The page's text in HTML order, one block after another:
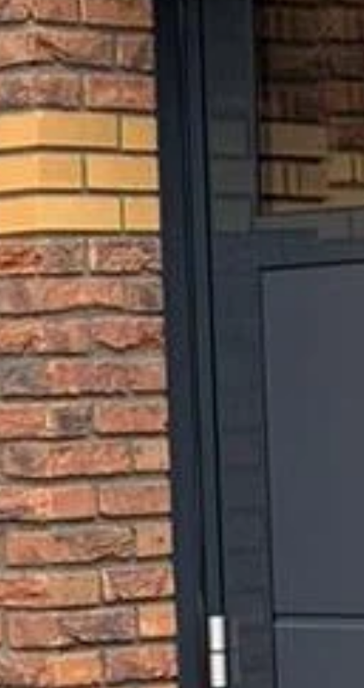
*
Als je een persoon bent die dit veld ziet, laat je het
leeg.